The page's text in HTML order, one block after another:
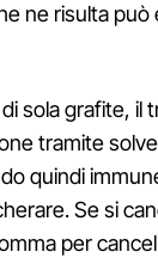
ne risulta
sola grafite, il
tramite
quindi
Se si
per